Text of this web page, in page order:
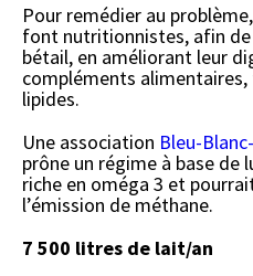
Pour remédier au
font nutritionnistes, afin
bétail, en améliorant leur
compléments
lipides.
Une association Bleu-
prône un régime à base de
riche en oméga 3 et
l’émission de méthane.
7 500 litres de lait/an